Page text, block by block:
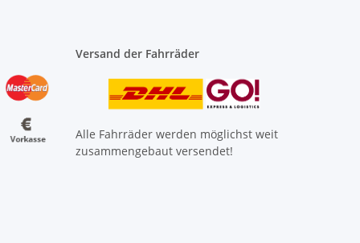
Versand der Fahrräder
Alle Fahrräder werden möglichst weit
zusammengebaut versendet!